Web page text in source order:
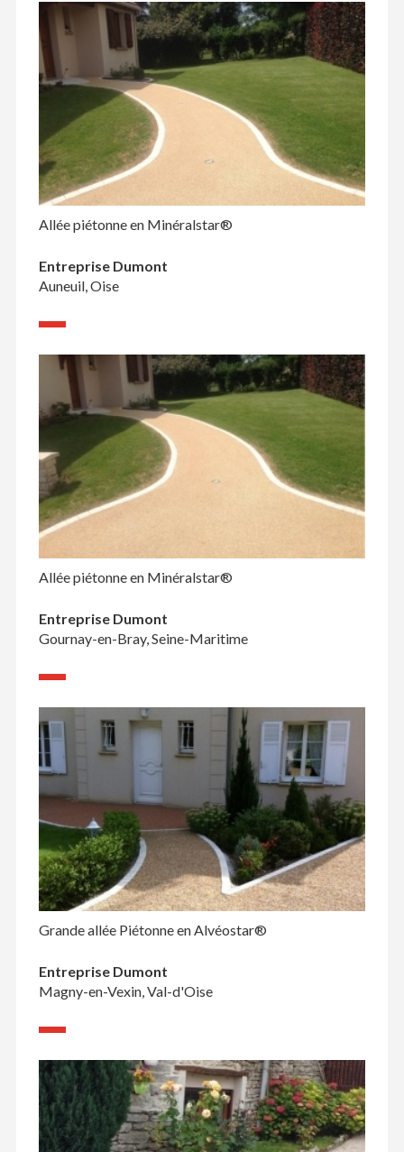
Allée piétonne en Minéralstar®
Entreprise Dumont
Auneuil, Oise
Allée piétonne en Minéralstar®
Entreprise Dumont
Gournay-en-Bray, Seine-Maritime
Grande allée Piétonne en Alvéostar®
Entreprise Dumont
Magny-en-Vexin, Val-d'Oise